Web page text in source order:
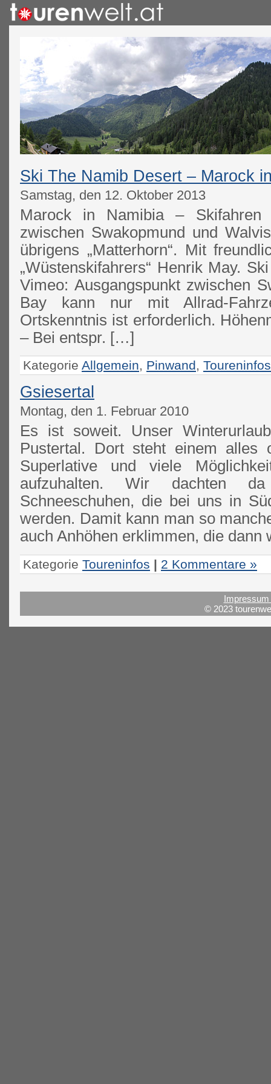
Ski The Namib Desert – Marock
Samstag, den 12. Oktober 2013
Marock in Namibia –
zwischen Swakopmund und
übrigens „Matterhorn“. Mit
„Wüstenskifahrers“ Henrik May.
Vimeo: Ausgangspunkt zwischen
Bay kann nur mit Allrad-
Ortskenntnis ist erforderlich.
– Bei entspr. […]
Kategorie Allgemein, Pinwand, Toureninfos
Gsiesertal
Montag, den 1. Februar 2010
Es ist soweit. Unser
Pustertal. Dort steht einem alles
Superlative und viele
aufzuhalten. Wir dachten
Schneeschuhen, die bei uns in
werden. Damit kann man so
auch Anhöhen erklimmen, die
Kategorie Toureninfos | 2 Kommentare »
© 2023